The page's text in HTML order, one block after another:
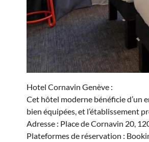
Hotel Cornavin Genève :
Cet hôtel moderne bénéficie d’un
bien équipées, et l’établissement
Adresse : Place de Cornavin 20,
Plateformes de réservation :